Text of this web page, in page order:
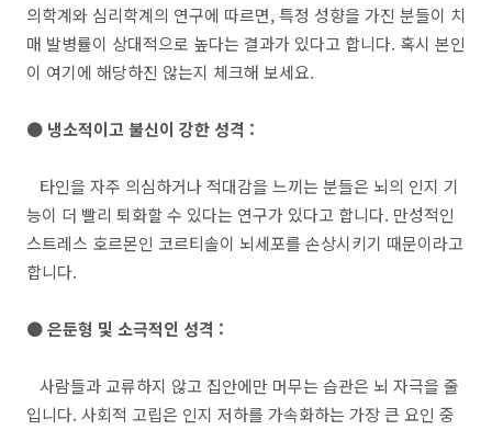
의학계와 심리학계의 연구에 따르면, 특정 성향을 가진 분들이 치
매 발병률이 상대적으로 높다는 결과가 있다고 합니다. 혹시 본인
이 여기에 해당하진 않는지 체크해 보세요.
● 냉소적이고 불신이 강한 성격 :
타인을 자주 의심하거나 적대감을 느끼는 분들은 뇌의 인지 기
능이 더 빨리 퇴화할 수 있다는 연구가 있다고 합니다. 만성적인
스트레스 호르몬인 코르티솔이 뇌세포를 손상시키기 때문이라고
합니다.
● 은둔형 및 소극적인 성격 :
사람들과 교류하지 않고 집안에만 머무는 습관은 뇌 자극을 줄
입니다. 사회적 고립은 인지 저하를 가속화하는 가장 큰 요인 중